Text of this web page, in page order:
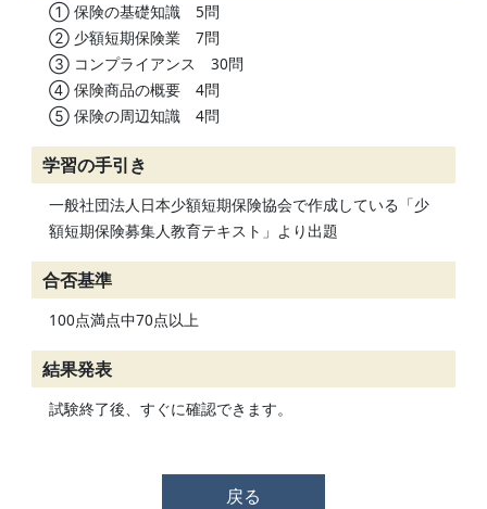
① 保険の基礎知識 5問
② 少額短期保険業 7問
③ コンプライアンス 30問
④ 保険商品の概要 4問
⑤ 保険の周辺知識 4問
学習の手引き
一般社団法人日本少額短期保険協会で作成している「少
額短期保険募集人教育テキスト」より出題
合否基準
100点満点中70点以上
結果発表
試験終了後、すぐに確認できます。
戻る